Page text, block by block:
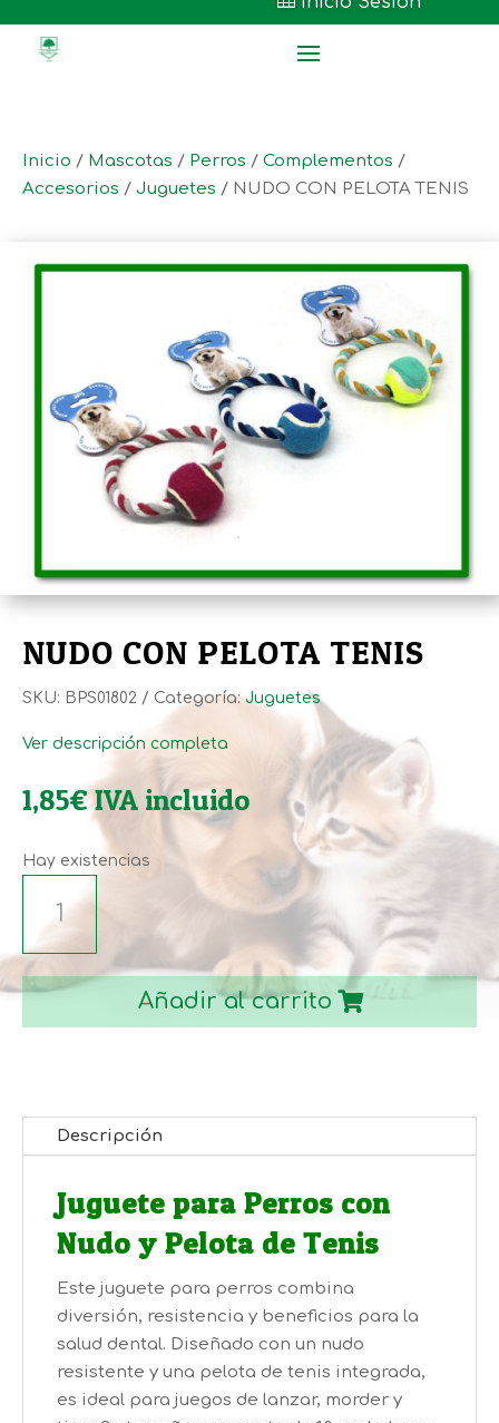
Inicio / Mascotas / Perros / Complementos /
Accesorios / Juguetes / NUDO CON PELOTA TENIS
NUDO CON PELOTA TENIS
SKU: BPS01802 Categoría:Juguetes
Ver descripción completa
1,85€IVA incluido
Hay existencias
PELOTA
cantidad
Añadir al carrito
Descripción
Juguete para Perros con
Nudo y Pelota de Tenis
Este juguete para perros combina
diversión, resistencia y beneficios para la
salud dental. Diseñado con un nudo
resistente y una pelota de tenis integrada,
es ideal para juegos de lanzar, morder y